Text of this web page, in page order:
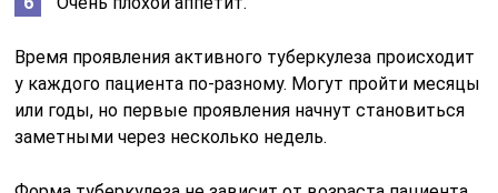
Время проявления активного туберкулеза происходит
у каждого пациента по-разному. Могут пройти месяцы
или годы, но первые проявления начнут становиться
заметными через несколько недель.